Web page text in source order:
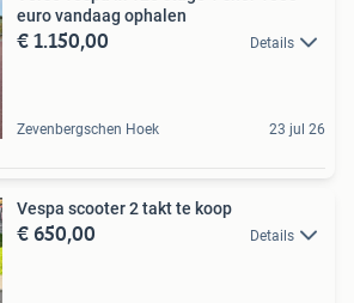
euro vandaag ophalen
€ 1.150,00 Details
Zevenbergschen Hoek 23 jul 26
Vespa scooter 2 takt te koop
€ 650,00 Details